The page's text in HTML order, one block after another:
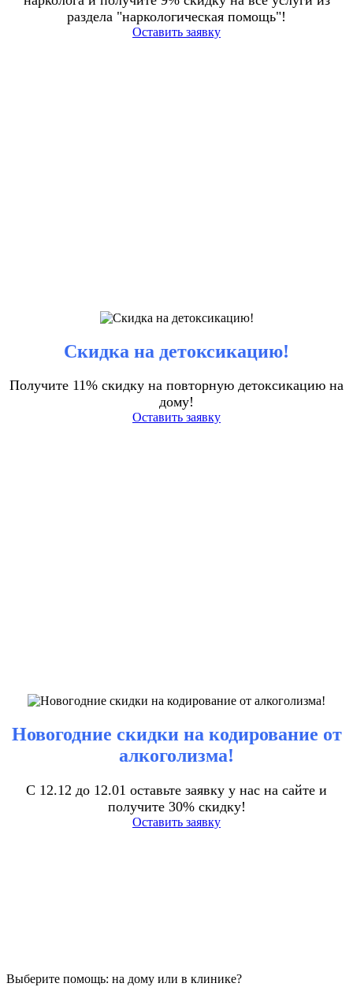
раздела "наркологическая помощь"!
Оставить заявку
Скидка на детоксикацию!
Получите 11% скидку на повторную детоксикацию на
дому!
Оставить заявку
Новогодние скидки на кодирование от
алкоголизма!
С 12.12 до 12.01 оставьте заявку у нас на сайте и
получите 30% скидку!
Оставить заявку
Выберите помощь: на дому или в клинике?